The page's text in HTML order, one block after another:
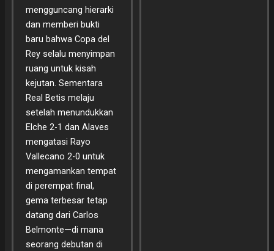
mengguncang hierarki
dan memberi bukti
baru bahwa Copa del
Rey selalu menyimpan
ruang untuk kisah
kejutan. Sementara
Real Betis melaju
setelah menundukkan
Elche 2-1 dan Alaves
mengatasi Rayo
Vallecano 2-0 untuk
mengamankan tempat
di perempat final,
gema terbesar tetap
datang dari Carlos
Belmonte—di mana
seorang debutan di